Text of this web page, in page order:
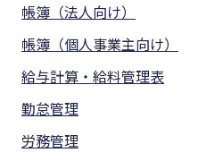
帳簿（法人向け）
帳簿（個人事業主向け）
給与計算・給料管理表
勤怠管理
労務管理